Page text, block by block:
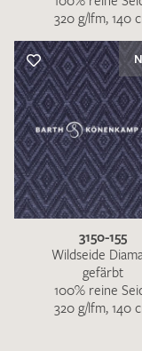
Ich bin damit
zur
Die
genommen und
320 g/lfm, 140
3150-155
Wildseide
gefärbt
100% reine
320 g/lfm, 140